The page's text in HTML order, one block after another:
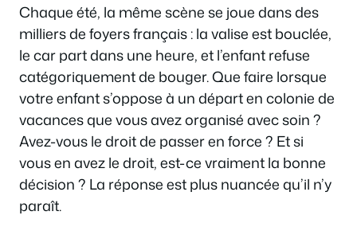
Chaque été, la même scène se joue dans des
milliers de foyers français : la valise est bouclée,
le car part dans une heure, et l’enfant refuse
catégoriquement de bouger. Que faire lorsque
votre enfant s’oppose à un départ en colonie de
vacances que vous avez organisé avec soin ?
Avez-vous le droit de passer en force ? Et si
vous en avez le droit, est-ce vraiment la bonne
décision ? La réponse est plus nuancée qu’il n’y
paraît.